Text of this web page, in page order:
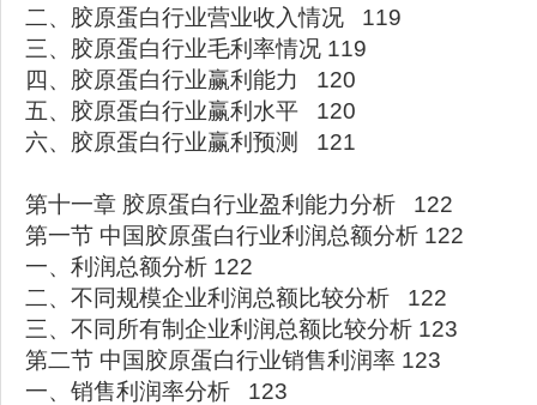
二、胶原蛋白行业营业收入情况 119
三、胶原蛋白行业毛利率情况 119
四、胶原蛋白行业赢利能力 120
五、胶原蛋白行业赢利水平 120
六、胶原蛋白行业赢利预测 121
第十一章 胶原蛋白行业盈利能力分析 122
第一节 中国胶原蛋白行业利润总额分析 122
一、利润总额分析 122
二、不同规模企业利润总额比较分析 122
三、不同所有制企业利润总额比较分析 123
第二节 中国胶原蛋白行业销售利润率 123
一、销售利润率分析 123